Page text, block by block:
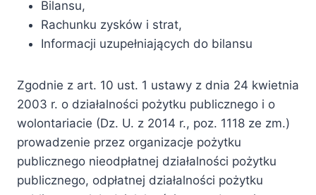
Bilansu,
Rachunku zysków i strat,
Informacji uzupełniających do bilansu
Zgodnie z art. 10 ust. 1 ustawy z dnia 24 kwietnia
2003 r. o działalności pożytku publicznego i o
wolontariacie (Dz. U. z 2014 r., poz. 1118 ze zm.)
prowadzenie przez organizacje pożytku
publicznego nieodpłatnej działalności pożytku
publicznego, odpłatnej działalności pożytku